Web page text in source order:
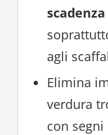
scadenza
agli
Elimina
verdura
con